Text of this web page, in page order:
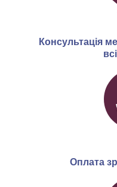
Консультація
Оплата